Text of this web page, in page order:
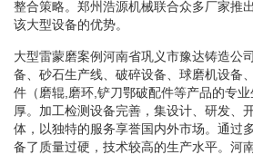
整合策略。郑州浩源机械联合众多厂家推
该大型设备的优势。
大型雷蒙磨案例河南省巩义市豫达铸造公
备、砂石生产线、破碎设备、球磨机设备
件（磨辊,磨环,铲刀鄂破配件等产品的专
厚。加工检测设备完善，集设计、研发、
体，以独特的服务享誉国内外市场。通过
备了质量过硬，技术较高的生产水平。河